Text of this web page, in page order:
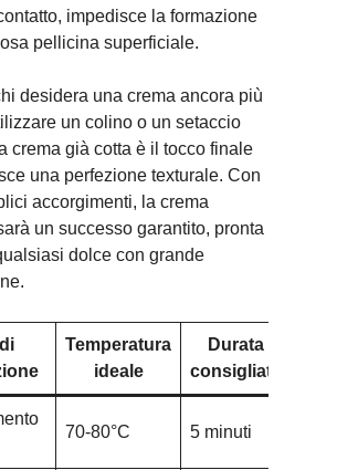
impedisce la formazione
pellicina superficiale.
desidera una crema ancora più
un colino o un setaccio
crema già cotta è il tocco finale
una perfezione texturale. Con
accorgimenti, la crema
un successo garantito, pronta
dolce con grande
Temperatura
ideale
Durata
consigliata
70-80°C 5 minuti